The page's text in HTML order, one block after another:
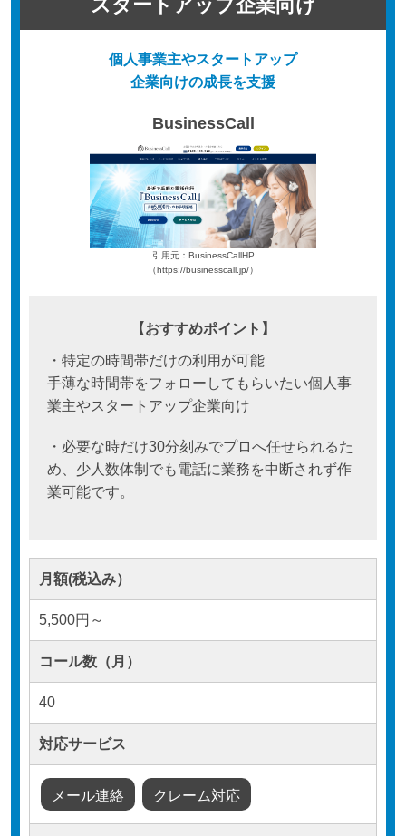
スタートアップ企業向け
個人事業主やスタートアップ
企業向けの成長を支援
BusinessCall
引用元：BusinessCallHP
（https://businesscall.jp/）
【おすすめポイント】
・特定の時間帯だけの利用が可能
手薄な時間帯をフォローしてもらいたい個人事
業主やスタートアップ企業向け
・必要な時だけ30分刻みでプロへ任せられるた
め、少人数体制でも電話に業務を中断されず作
業可能です。
月額(税込み）
5,500円～
コール数（月）
40
対応サービス
メール連絡 クレーム対応